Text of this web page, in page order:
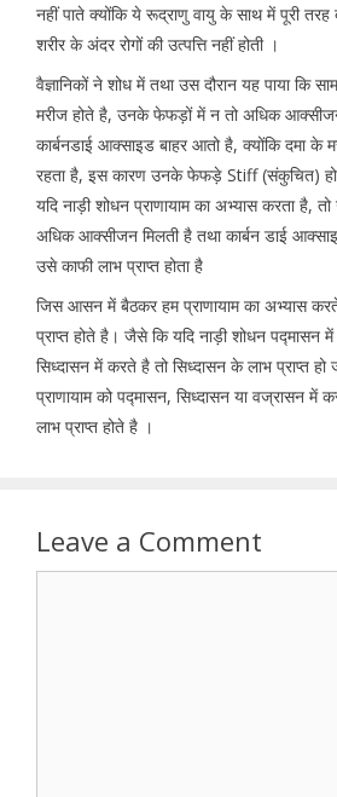
नहीं पाते क्योंकि ये रूद्राणु वायु के साथ में पूरी
शरीर के अंदर रोगों की उत्पत्ति नहीं होती ।
वैज्ञानिकों ने शोध में तथा उस दौरान यह पाया कि
मरीज होते है, उनके फेफड़ों में न तो अधिक
कार्बनडाई आक्साइड बाहर आतो है, क्योंकि दमा के
रहता है, इस कारण उनके फेफड़े Stiff (संकुचित) हो
यदि नाड़ी शोधन प्राणायाम का अभ्यास करता है,
अधिक आक्सीजन मिलती है तथा कार्बन डाई
उसे काफी लाभ प्राप्त होता है
जिस आसन में बैठकर हम प्राणायाम का अभ्यास
प्राप्त होते है। जैसे कि यदि नाड़ी शोधन
सिध्दासन में करते है तो सिध्दासन के लाभ प्राप्त
प्राणायाम को पद्मासन, सिध्दासन या वज्रासन
लाभ प्राप्त होते है ।
Leave a Comment